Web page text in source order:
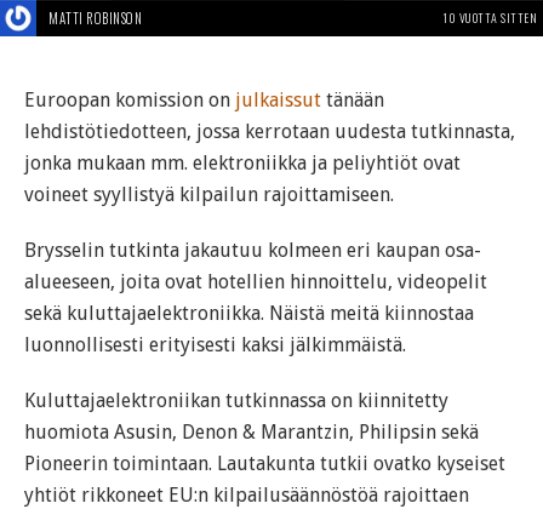
MATTI ROBINSON 10 VUOTTA SITTEN
Euroopan komission on julkaissut tänään
lehdistötiedotteen, jossa kerrotaan uudesta tutkinnasta,
jonka mukaan mm. elektroniikka ja peliyhtiöt ovat
voineet syyllistyä kilpailun rajoittamiseen.
Brysselin tutkinta jakautuu kolmeen eri kaupan osa-
alueeseen, joita ovat hotellien hinnoittelu, videopelit
sekä kuluttajaelektroniikka. Näistä meitä kiinnostaa
luonnollisesti erityisesti kaksi jälkimmäistä.
Kuluttajaelektroniikan tutkinnassa on kiinnitetty
huomiota Asusin, Denon & Marantzin, Philipsin sekä
Pioneerin toimintaan. Lautakunta tutkii ovatko kyseiset
yhtiöt rikkoneet EU:n kilpailusäännöstöä rajoittaen